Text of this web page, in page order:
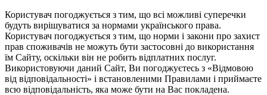
Користувач погоджується з тим, що всі можливі суперечки
будуть вирішуватися за нормами українського права.
Користувач погоджується з тим, що норми і закони про захист
прав споживачів не можуть бути застосовні до використання
їм Сайту, оскільки він не робить відплатних послуг.
Використовуючи даний Сайт, Ви погоджуєтесь з «Відмовою
від відповідальності» і встановленими Правилами і приймаєте
всю відповідальність, яка може бути на Вас покладена.